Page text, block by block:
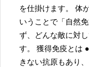
を仕掛けます。 体
いうことで「自然
ず、どんな敵に対
す。 獲得免疫とは
きない抗原もあり